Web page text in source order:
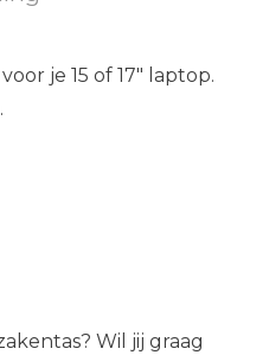
je 15 of 17" laptop.
Wil jij graag